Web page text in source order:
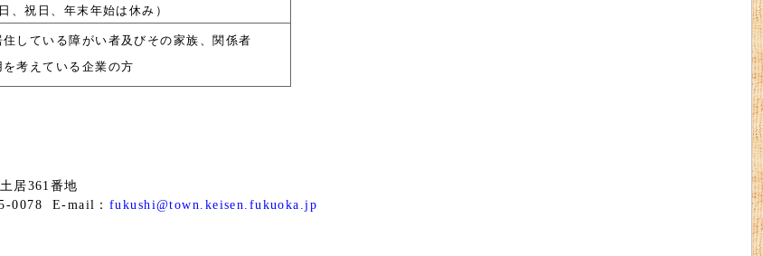
、祝日、年末年始は休み）
している障がい者及びその家族、関係者
考えている企業の方
居361番地
0078 E-mail： fukushi@town.keisen.fukuoka.jp